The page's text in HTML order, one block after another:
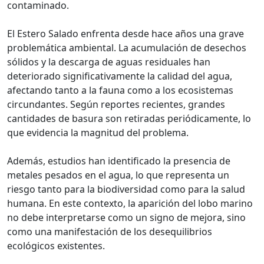
contaminado.
El Estero Salado enfrenta desde hace años una grave
problemática ambiental. La acumulación de desechos
sólidos y la descarga de aguas residuales han
deteriorado significativamente la calidad del agua,
afectando tanto a la fauna como a los ecosistemas
circundantes. Según reportes recientes, grandes
cantidades de basura son retiradas periódicamente, lo
que evidencia la magnitud del problema.
Además, estudios han identificado la presencia de
metales pesados en el agua, lo que representa un
riesgo tanto para la biodiversidad como para la salud
humana. En este contexto, la aparición del lobo marino
no debe interpretarse como un signo de mejora, sino
como una manifestación de los desequilibrios
ecológicos existentes.